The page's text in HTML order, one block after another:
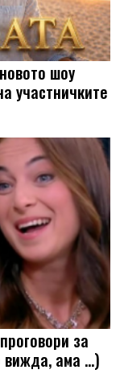
шоу
участничките
за
вижда, ама …)